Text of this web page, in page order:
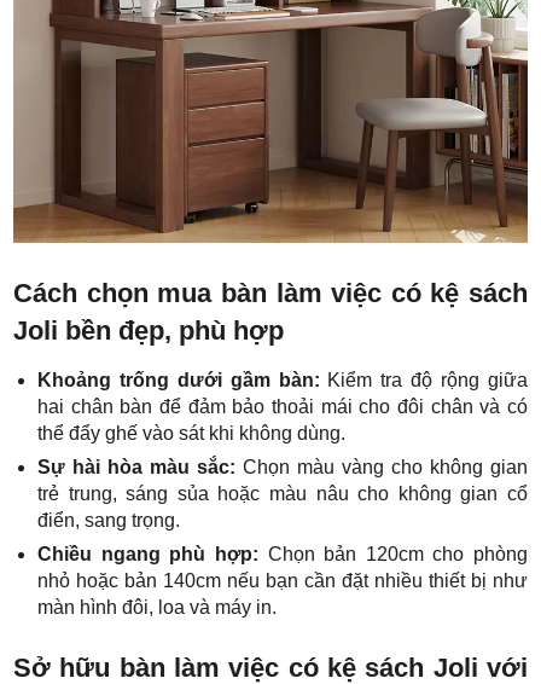
Cách chọn mua bàn làm việc có kệ sách
Joli bền đẹp, phù hợp
Khoảng trống dưới gầm bàn: Kiểm tra độ rộng giữa
hai chân bàn để đảm bảo thoải mái cho đôi chân và có
thể đẩy ghế vào sát khi không dùng.
Sự hài hòa màu sắc: Chọn màu vàng cho không gian
trẻ trung, sáng sủa hoặc màu nâu cho không gian cổ
điển, sang trọng.
Chiều ngang phù hợp: Chọn bản 120cm cho phòng
nhỏ hoặc bản 140cm nếu bạn cần đặt nhiều thiết bị như
màn hình đôi, loa và máy in.
Sở hữu bàn làm việc có kệ sách Joli với